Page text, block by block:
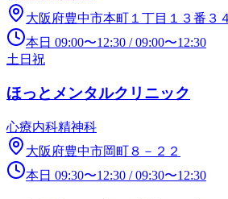
大阪府豊中市本町１丁目１３番
本日 09:00〜12:30 /09:00〜12:30
土日祝
ほっとメンタルクリニック
心療内科精神科
大阪府豊中市岡町８－２２
本日 09:30〜12:30 /09:30〜12:30